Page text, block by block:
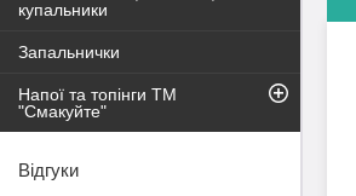
купальники
Запальнички
Напої та топінги ТМ
"Смакуйте"
Відгуки